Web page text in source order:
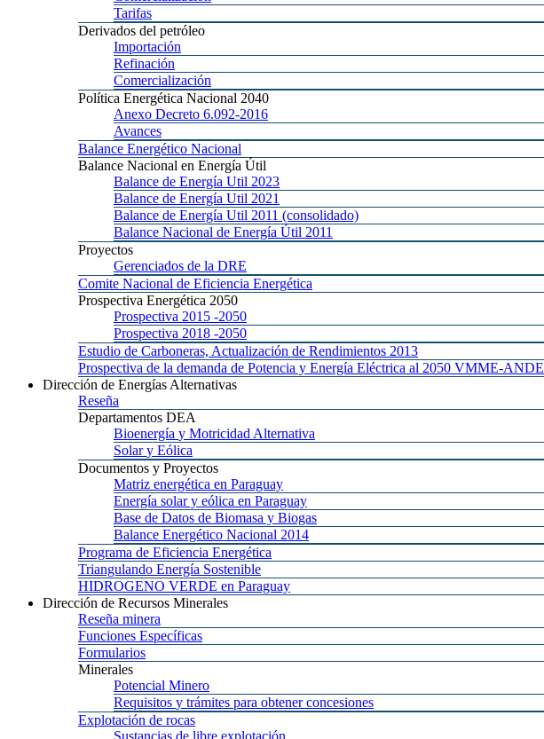
Tarifas
Derivados del petróleo
Importación
Refinación
Comercialización
Política Energética Nacional 2040
Anexo Decreto 6.092-2016
Avances
Balance Energético Nacional
Balance Nacional en Energía Útil
Balance de Energía Util 2023
Balance de Energía Util 2021
Balance de Energía Util 2011 (consolidado)
Balance Nacional de Energía Útil 2011
Proyectos
Gerenciados de la DRE
Comite Nacional de Eficiencia Energética
Prospectiva Energética 2050
Prospectiva 2015 -2050
Prospectiva 2018 -2050
Estudio de Carboneras, Actualización de Rendimientos 2013
Prospectiva de la demanda de Potencia y Energía Eléctrica al 2050 VMME-ANDE
Dirección de Energías Alternativas
Reseña
Departamentos DEA
Bioenergía y Motricidad Alternativa
Solary Eólica
Documentos y Proyectos
Matriz energética en Paraguay
Energía solar y eólica en Paraguay
Base de Datos de Biomasa y Biogas
Balance Energético Nacional 2014
Programa de Eficiencia Energética
Triangulando Energía Sostenible
HIDROGENO VERDE en Paraguay
Dirección de Recursos Minerales
Reseña minera
Funciones Específicas
Formularios
Minerales
Potencial Minero
Requisitos y trámites para obtener concesiones
Explotación de rocas
Sustancias de libre explotación